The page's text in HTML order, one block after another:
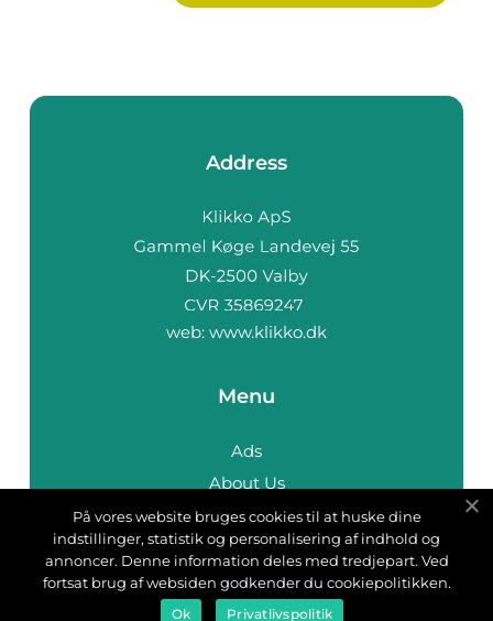
Address
web: www.klikko.dk
Menu
Ads
About Us
Cookies
Contact
Sitemap
På vores website bruges cookies til at huske dine
indstillinger, statistik og personalisering af indhold og
annoncer. Denne information deles med tredjepart. Ved
fortsat brug af websiden godkender du cookiepolitikken.
Ok Privatlivspolitik